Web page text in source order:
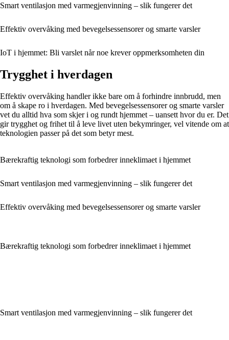
Smart ventilasjon med varmegjenvinning – slik fungerer det
Effektiv overvåking med bevegelsessensorer og smarte varsler
IoT i hjemmet: Bli varslet når noe krever oppmerksomheten din
Trygghet i hverdagen
Effektiv overvåking handler ikke bare om å forhindre innbrudd, men
om å skape ro i hverdagen. Med bevegelsessensorer og smarte varsler
vet du alltid hva som skjer i og rundt hjemmet – uansett hvor du er. Det
gir trygghet og frihet til å leve livet uten bekymringer, vel vitende om at
teknologien passer på det som betyr mest.
Bærekraftig teknologi som forbedrer inneklimaet i hjemmet
Smart ventilasjon med varmegjenvinning – slik fungerer det
Effektiv overvåking med bevegelsessensorer og smarte varsler
Bærekraftig teknologi som forbedrer inneklimaet i hjemmet
Smart ventilasjon med varmegjenvinning – slik fungerer det